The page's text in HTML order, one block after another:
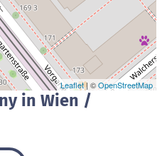
Leaflet| ©OpenStreetMap
in Wien /